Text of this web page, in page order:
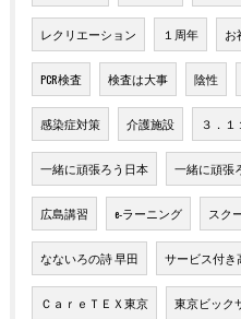
レクリエーション １周年 お
PCR検査 検査は大事 陰性
感染症対策 介護施設 ３．１
一緒に頑張ろう日本 一緒に頑張
広島講習 e-ラーニング スク
なないろの詩 早田 サービス付き
ＣａｒｅＴＥＸ東京 東京ビック